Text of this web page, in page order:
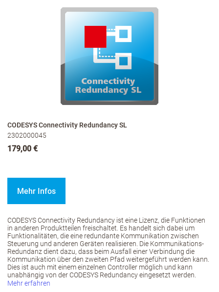
CODESYS Connectivity Redundancy SL
2302000045
179,00 €
Mehr Infos
CODESYS Connectivity Redundancy ist eine Lizenz, die Funktionen
in anderen Produktteilen freischaltet. Es handelt sich dabei um
Funktionalitäten, die eine redundante Kommunikation zwischen
Steuerung und anderen Geräten realisieren. Die Kommunikations-
Redundanz dient dazu, dass beim Ausfall einer Verbindung die
Kommunikation über den zweiten Pfad weitergeführt werden kann.
Dies ist auch mit einem einzelnen Controller möglich und kann
unabhängig von der CODESYS Redundancy eingesetzt werden.
Mehr erfahren